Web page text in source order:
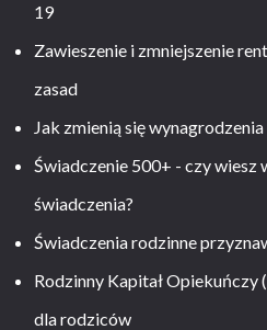
19
Zawieszenie i zmniejszenie
zasad
Jak zmienią się
Świadczenie 500+ - czy wiesz
świadczenia?
Świadczenia rodzinne
Rodzinny Kapitał Opiekuńczy
dla rodziców